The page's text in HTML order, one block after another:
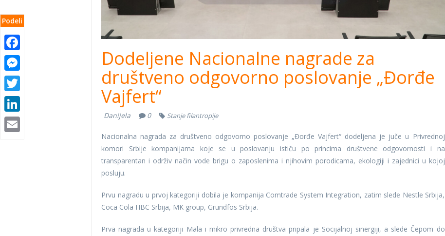
Podeli
Dodeljene Nacionalne nagrade za
društveno odgovorno poslovanje „Đorđe
Vajfert“
Danijela 0 Stanje filantropije
Nacionalna nagrada za društveno odgovorno poslovanje „Đorđe Vajfert“ dodeljena je juče u Privrednoj
komori Srbije kompanijama koje se u poslovanju ističu po princima društvene odgovornosti i na
transparentan i održiv način vode brigu o zaposlenima i njihovim porodicama, ekologiji i zajednici u kojoj
posluju.
Prvu nagradu u prvoj kategoriji dobila je kompanija Comtrade System Integration, zatim slede Nestle Srbija,
Coca Cola HBC Srbija, MK group, Grundfos Srbija.
Prva nagrada u kategoriji Mala i mikro privredna društva pripala je Socijalnoj sinergiji, a slede Čepom do